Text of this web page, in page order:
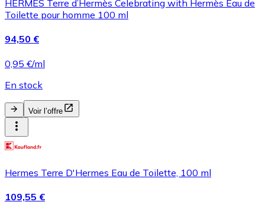
HERMÈS Terre d’Hermès Celebrating with Hermès Eau de
Toilette pour homme 100 ml
94,50 €
0,95 €/ml
En stock
Voir l’offre
Hermes Terre D'Hermes Eau de Toilette, 100 ml
109,55 €